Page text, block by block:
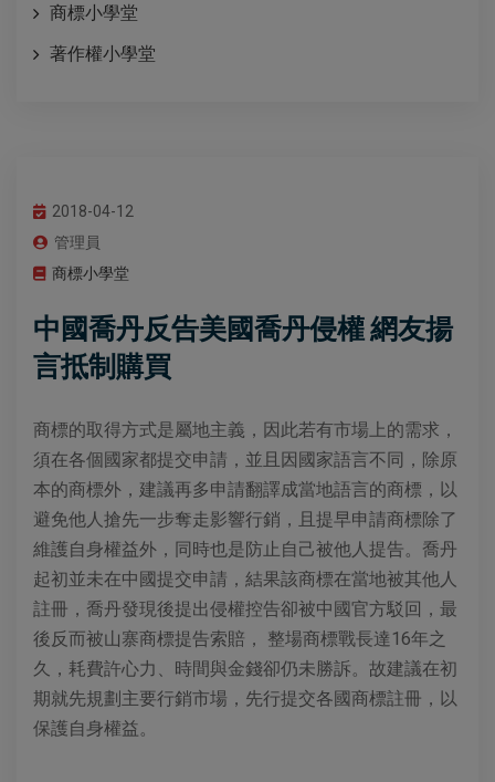
2018-04-12
管理員
商標小學堂
中國喬丹反告美國喬丹侵權 網友揚
言抵制購買
商標的取得方式是屬地主義，因此若有市場上的需求，
須在各個國家都提交申請，並且因國家語言不同，除原
本的商標外，建議再多申請翻譯成當地語言的商標，以
避免他人搶先一步奪走影響行銷，且提早申請商標除了
維護自身權益外，同時也是防止自己被他人提告。喬丹
起初並未在中國提交申請，結果該商標在當地被其他人
註冊，喬丹發現後提出侵權控告卻被中國官方駁回，最
後反而被山寨商標提告索賠， 整場商標戰長達16年之
久，耗費許心力、時間與金錢卻仍未勝訴。故建議在初
期就先規劃主要行銷市場，先行提交各國商標註冊，以
保護自身權益。
商標小學堂
著作權小學堂